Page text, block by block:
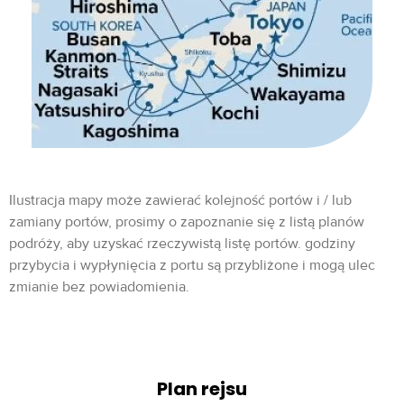
Ilustracja mapy może zawierać kolejność portów i / lub
zamiany portów, prosimy o zapoznanie się z listą planów
podróży, aby uzyskać rzeczywistą listę portów. godziny
przybycia i wypłynięcia z portu są przybliżone i mogą ulec
zmianie bez powiadomienia.
Plan rejsu